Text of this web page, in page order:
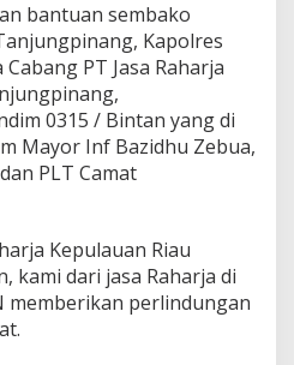
e
p
r
i
S
e
r
a
n
B
a
bantuan sembako
Kapolres
PT Jasa Raharja
0315 / Bintan yang di
Mayor Inf Bazidhu Zebua,
PLT Camat
Kepulauan Riau
kami dari jasa Raharja di
memberikan perlindungan